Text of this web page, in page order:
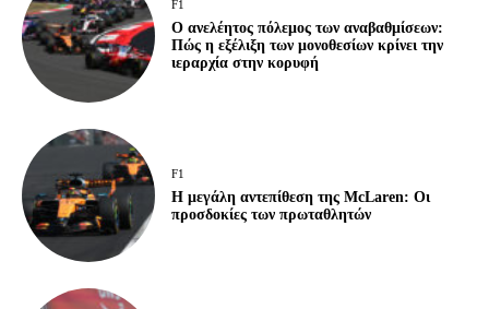
F1
Ο ανελέητος πόλεμος των αναβαθμίσεων:
Πώς η εξέλιξη των μονοθεσίων κρίνει την
ιεραρχία στην κορυφή
F1
Η μεγάλη αντεπίθεση της McLaren: Οι
προσδοκίες των πρωταθλητών